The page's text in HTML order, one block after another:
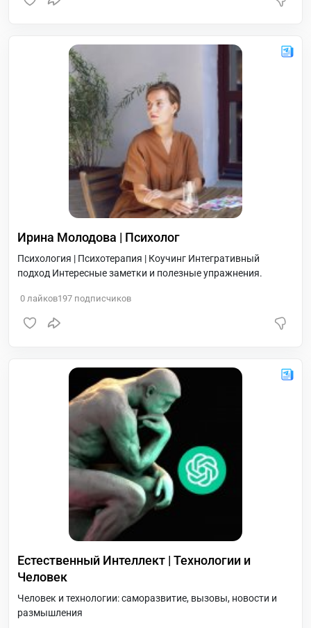
Подготовься к взрыву информации, ведь мы расскажем
найдешь удивительные факты
Ирина Молодова | Психолог
Психология | Психотерапия | Коучинг Интегративный
подход Интересные заметки и полезные упражнения.
0 лайков197 подписчиков
Естественный Интеллект | Технологии и
Человек
Человек и технологии: саморазвитие, вызовы, новости и
размышления